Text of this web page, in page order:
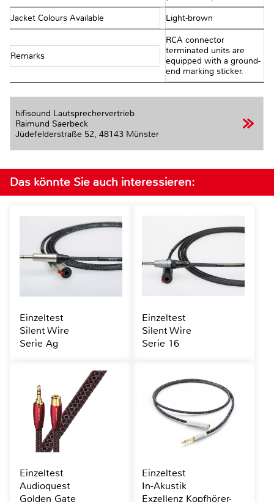
Jacket Colours Available Light-brown
Remarks
RCA connector
terminated units are
equipped with a ground-
end marking sticker.
hifisound Lautsprechervertrieb
Raimund Saerbeck
Jüdefelderstraße 52, 48143 Münster
Das könnte Sie auch interessieren:
Einzeltest
Silent Wire
Serie Ag
Einzeltest
Silent Wire
Serie 16
Einzeltest
Audioquest
Golden Gate
Einzeltest
In-Akustik
Exzellenz Kopfhörer-